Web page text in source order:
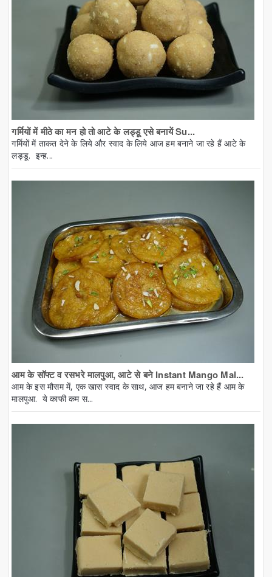
गर्मियों में मीठे का मन हो तो आटे के लड्डू एसे बनायें Su...
गर्मियों में ताकत देने के लिये और स्वाद के लिये आज हम बनाने जा रहे हैं आटे के
लड्डू. इन्ह...
आम के सॉफ्ट व रसभरे मालपुआ, आटे से बने Instant Mango Mal...
आम के इस मौसम में, एक खास स्वाद के साथ, आज हम बनाने जा रहे हैं आम के
मालपुआ. ये काफी कम स...